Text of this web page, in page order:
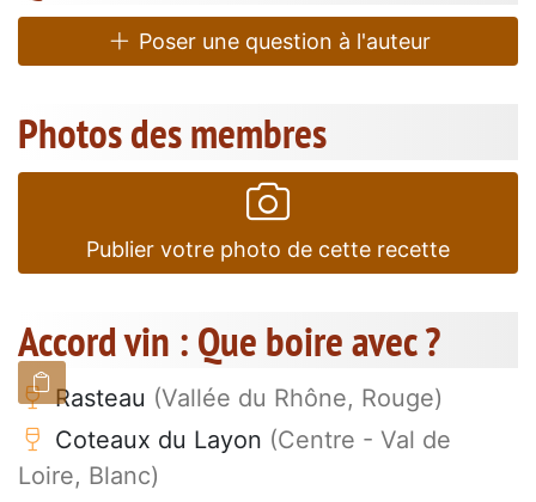
Poser une question à l'auteur
Photos des membres
Publier votre photo de cette recette
Accord vin : Que boire avec ?
Rasteau (Vallée du Rhône, Rouge)
Coteaux du Layon (Centre - Val de
Loire, Blanc)